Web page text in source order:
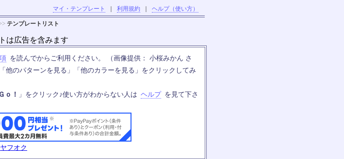
マイ・テンプレート 利用規約 ヘルプ（使い方）
テンプレートリスト
は広告を含みます
を読んでからご利用ください。 （画像提供： 小桜みかん さ
他のパターンを見る」「他のカラーを見る」をクリックしてみ
ｏ！ 」をクリック♪使い方がわからない人は ヘルプ を見て下さ
ヤフオク